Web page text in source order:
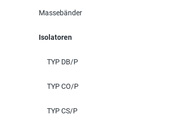
Massebänder
Isolatoren
TYP DB/P
TYP CO/P
TYP CS/P